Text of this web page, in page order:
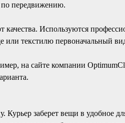
по передвижению.
Используются
или текстилю первоначальный
на сайте компании
Курьер заберет вещи в удобное